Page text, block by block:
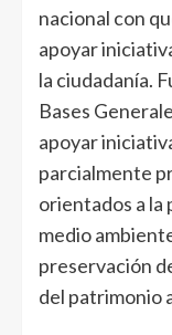
nacional con
apoyar
la ciudadanía.
Bases
apoyar
parcialmente
orientados a
medio
preservación
del patrimonio